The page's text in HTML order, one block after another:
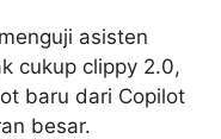
asisten
cukup clippy 2.0,
baru dari Copilot
besar.